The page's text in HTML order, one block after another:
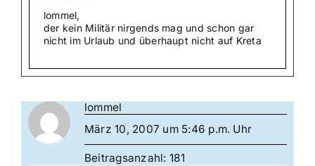
lommel,
der kein Militär nirgends mag und schon gar
nicht im Urlaub und überhaupt nicht auf Kreta
lommel
März 10, 2007 um 5:46 p.m. Uhr
Beitragsanzahl: 181